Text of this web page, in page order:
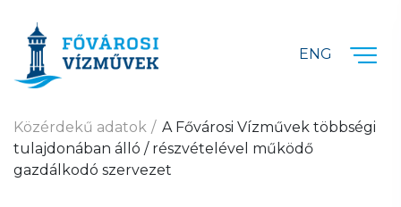
ENG
Közérdekű adatok
A Fővárosi Vízművek többségi
tulajdonában álló / részvételével működő
gazdálkodó szervezet